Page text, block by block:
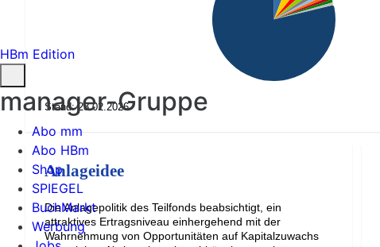
Stand: 28.02.2026
Anlageidee
Die Anlagepolitik des Teilfonds beabsichtigt, ein
attraktives Ertragsniveau einhergehend mit der
Wahrnehmung von Opportunitäten auf Kapitalzuwachs
HBm Edition
manager-Gruppe
Abo mm
Abo HBm
Shop
SPIEGEL
BuchMarkt
Werbung